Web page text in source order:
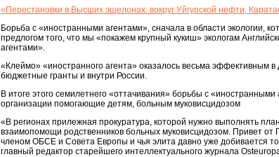
«Перестановки в Высших эшелонах: вокруг Уйгурской нефти,
Борьба с «иностранными агентами», сначала в области экологии,
предлогом того, что мы «покажем крупный кукиш» экологам
агентами».
«Клеймо» «иностранного агента» оказалось весьма эффективным
бюджетные гранты и внутри России.
В итоге этого семилетнего «оттачивания» борьбы с
организации помогающие детям, больным муковисцидозом
«В регионах прилежная прокуратура, которой нужно выполнять
взаимопомощи родственников больных муковисцидозом. Привет от
членом ОБСЕ и Совета Европы и чья элита давно уже добивается
главный редактор старейшего интеллектуального журнала